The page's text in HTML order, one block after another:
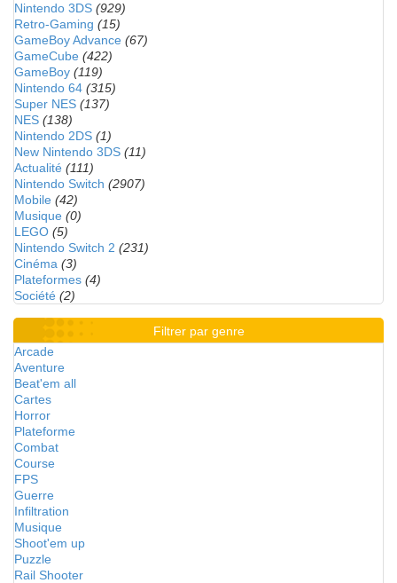
Nintendo 3DS (929)
Retro-Gaming (15)
GameBoy Advance (67)
GameCube (422)
GameBoy (119)
Nintendo 64 (315)
Super NES (137)
NES (138)
Nintendo 2DS (1)
New Nintendo 3DS (11)
Actualité (111)
Nintendo Switch (2907)
Mobile (42)
Musique (0)
LEGO (5)
Nintendo Switch 2 (231)
Cinéma (3)
Plateformes (4)
Société (2)
Filtrer par genre
Arcade
Aventure
Beat'em all
Cartes
Horror
Plateforme
Combat
Course
FPS
Guerre
Infiltration
Musique
Shoot'em up
Puzzle
Rail Shooter